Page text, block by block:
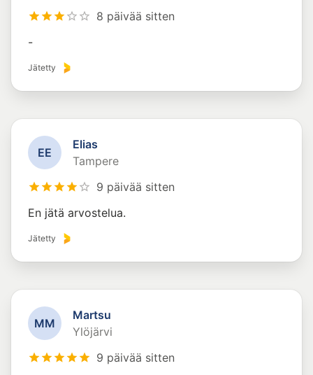
8 päivää sitten
-
Jätetty
EE
Elias
Tampere
9 päivää sitten
En jätä arvostelua.
Jätetty
MM
Martsu
Ylöjärvi
9 päivää sitten